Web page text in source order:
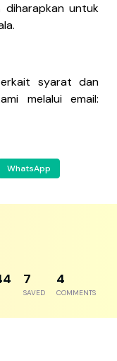
diharapkan untuk
syarat dan
melalui email:
WhatsApp
8
SAVED
5
COMMENTS